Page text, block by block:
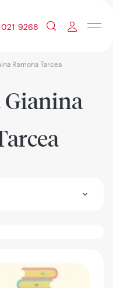
021 9268
Ramona Tarcea